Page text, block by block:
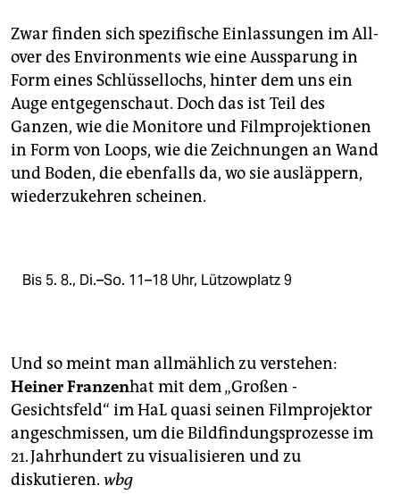
abo
genossenschaft
epaper login
Zwar finden sich spezifische Einlassungen im All-
over des Environments wie eine Aussparung in
Form eines Schlüssellochs, hinter dem uns ein
Auge entgegenschaut. Doch das ist Teil des
Ganzen, wie die Monitore und Filmprojektionen
in Form von Loops, wie die Zeichnungen an Wand
und Boden, die ebenfalls da, wo sie ­ausläppern,
wiederzukehren scheinen.
Bis 5. 8., Di.–So. 11–18 Uhr, Lützowplatz 9
Und so meint man allmählich zu verstehen:
Heiner Franzenhat mit dem „Großen ­
Gesichtsfeld“ im HaL quasi seinen Filmprojektor
angeschmissen, um die Bildfindungs­prozesse im
21. Jahrhundert zu visualisieren und zu
diskutieren. wbg